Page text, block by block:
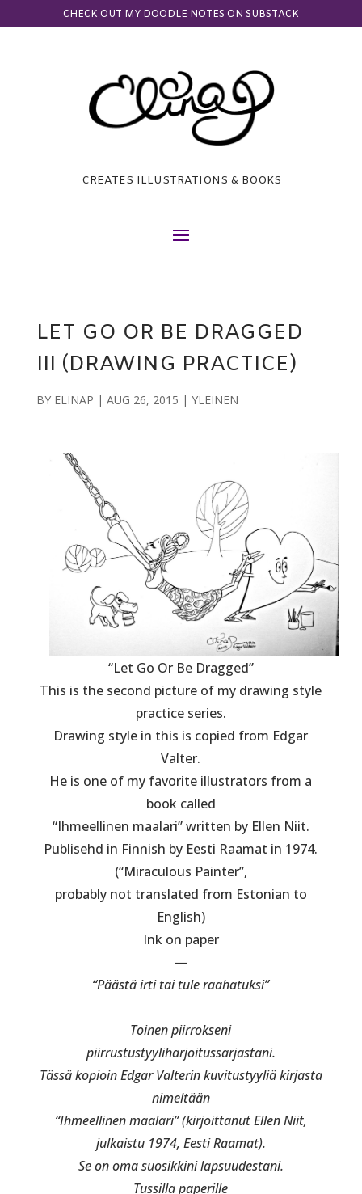
CHECK OUT MY DOODLE NOTES ON SUBSTACK
CREATES ILLUSTRATIONS & BOOKS
LET GO OR BE DRAGGED
III (DRAWING PRACTICE)
BY ELINAP | AUG 26, 2015 | YLEINEN
“Let Go Or Be Dragged”
This is the second picture of my drawing style
practice series.
Drawing style in this is copied from Edgar
Valter.
He is one of my favorite illustrators from a
book called
“Ihmeellinen maalari” written by Ellen Niit.
Publisehd in Finnish by Eesti Raamat in 1974.
(“Miraculous Painter”,
probably not translated from Estonian to
English)
Ink on paper
—
“Päästä irti tai tule raahatuksi”
Toinen piirrokseni
piirrustustyyliharjoitussarjastani.
Tässä kopioin Edgar Valterin kuvitustyyliä kirjasta
nimeltään
“Ihmeellinen maalari” (kirjoittanut Ellen Niit,
julkaistu 1974, Eesti Raamat).
Se on oma suosikkini lapsuudestani.
Tussilla paperille